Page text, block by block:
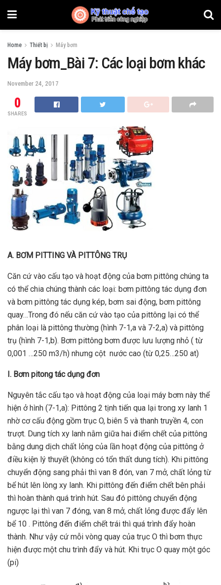
Home Thiết bị Máy bơm
Máy bơm_Bài 7: Các loại bơm khác
November 24, 2017
0
SHARES
A. BƠM PITTING VÀ PITTÔNG TRỤ
Căn cứ vào cấu tạo và hoạt động của bơm pittông chúng ta
có thể chia chúng thành các loại: bơm pittông tác dụng đơn
và bơm pittông tác dụng kép, bơm sai động, bơm pittông
quay…Trong đó nếu căn cứ vào tạo của pittông lại có thể
phân loại là pittông thường (hình 7-1,a và 7-2,a) và pittông
trụ (hình 7-1,b). Bơm pittông bơm được lưu lượng nhỏ ( từ
0,001 …250 m3/h) nhưng cột nước cao (từ 0,25…250 at)
I. Bơm pitong tác dụng đơn
Nguyên tắc cấu tạo và hoạt động của loại máy bơm này thể
hiện ở hình (7-1,a): Pittông 2 tịnh tiến qua lại trong xy lanh 1
nhờ cơ cấu động gồm trục O, biên 5 và thanh truyền 4, con
trượt. Dung tích xy lanh nằm giữa hai điểm chết của pittông
bằng dung dịch chất lỏng của lần hoạt động của pittông ở
điều kiện lý thuyết (không có tổn thất dung tích). Khi pittông
chuyển động sang phải thì van 8 đón, van 7 mở, chất lỏng từ
bể hút lên lòng xy lanh. Khi pittông đến điểm chết bên phải
thì hoàn thành quá trình hút. Sau đó pittông chuyển động
ngược lại thì van 7 đóng, van 8 mở, chất lỏng được đẩy lên
bể 10 . Pittông đến điểm chết trái thì quá trình đẩy hoàn
thành. Như vậy cứ mỗi vòng quay của trục O thì bơm thực
hiện được một chu trình đẩy và hút. Khi trục O quay một góc
(pi)